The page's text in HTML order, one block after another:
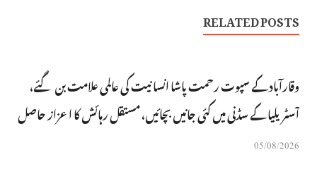
RELATED POSTS
وقارآباد کے سپوت رحمت پاشا انسانیت کی عالمی علامت بن گئے،
آسٹریلیا کے سڈنی میں کئی جانیں بچائیں، مستقل رہائش کا اعزاز حاصل
05/08/2026